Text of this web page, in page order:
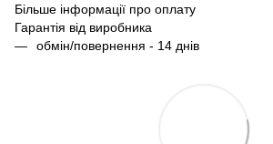
Більше інформації про оплату
Гарантія від виробника
обмін/повернення - 14 днів